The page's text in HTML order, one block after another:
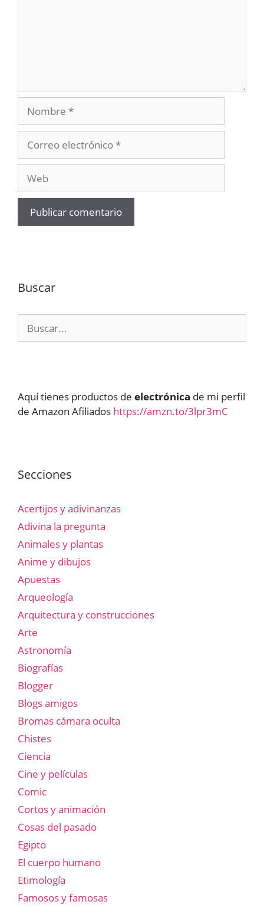
Nombre
electrónico
Buscar
Aquí tienes productos de electrónica de mi perfil
de Amazon Afiliados https://amzn.to/3lpr3mC
Secciones
Acertijos y adivinanzas
Adivina la pregunta
Animales y plantas
Anime y dibujos
Apuestas
Arqueología
Arquitectura y construcciones
Arte
Astronomía
Biografías
Blogger
Blogs amigos
Bromas cámara oculta
Chistes
Ciencia
Cine y películas
Comic
Cortos y animación
Cosas del pasado
Egipto
El cuerpo humano
Etimología
Famosos y famosas